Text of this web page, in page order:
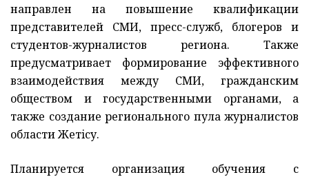
направлен на повышение квалификации
представителей СМИ, пресс-служб, блогеров и
студентов-журналистов региона. Также
предусматривает формирование эффективного
взаимодействия между СМИ, гражданским
обществом и государственными органами, а
также создание регионального пула журналистов
области Жетiсу.
Планируется организация обучения с